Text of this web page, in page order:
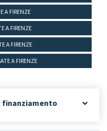
A FIRENZE
A FIRENZE
A FIRENZE
A FIRENZE
finanziamento